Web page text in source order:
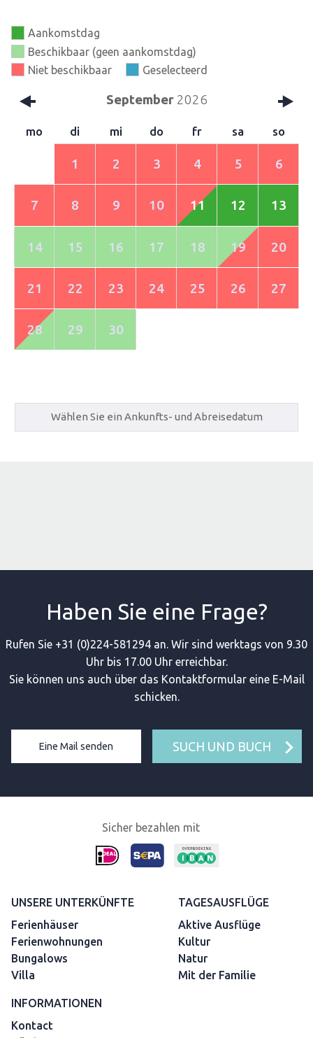
Aankomstdag
Beschikbaar (geen aankomstdag)
Niet beschikbaar
Geselecteerd
September 2026
mo di mi do fr sa so
1 2 3 4 5 6
7 8 9 10 11 12 13
14 15 16 17 18 19 20
21 22 23 24 25 26 27
28 29 30
Haben Sie eine Frage?
Rufen Sie +31 (0)224-581294 an. Wir sind werktags von 9.30
Uhr bis 17.00 Uhr erreichbar.
Sie können uns auch über das Kontaktformular eine E-Mail
schicken.
Eine Mail senden SUCH UND BUCH
Sicher bezahlen mit
UNSERE UNTERKÜNFTE
Ferienhäuser
Ferienwohnungen
Bungalows
Villa
TAGESAUSFLÜGE
Aktive Ausflüge
Kultur
Natur
Mit der Familie
INFORMATIONEN
Kontact